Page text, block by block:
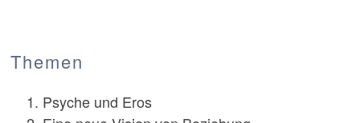
Themen
Psyche und Eros